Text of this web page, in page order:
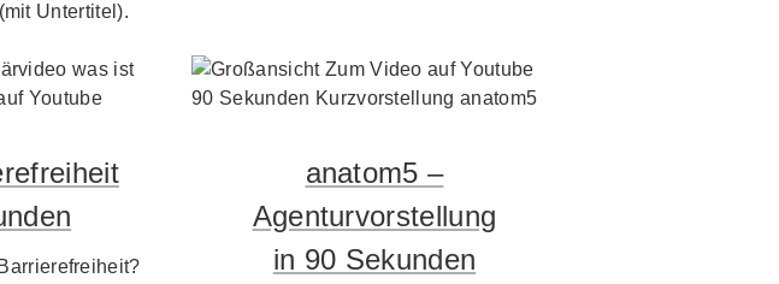
Untertitel).
anatom5 –
Agenturvorstellung
in 90 Sekunden